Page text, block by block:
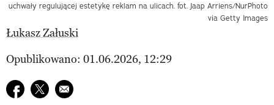
uchwały regulującej estetykę reklam na ulicach. fot. Jaap Arriens/NurPhoto
via Getty Images
Łukasz Załuski
Opublikowano: 01.06.2026, 12:29
Udostępnij na facebook
Udostępnij na twitter
E-mail do przyjaciela